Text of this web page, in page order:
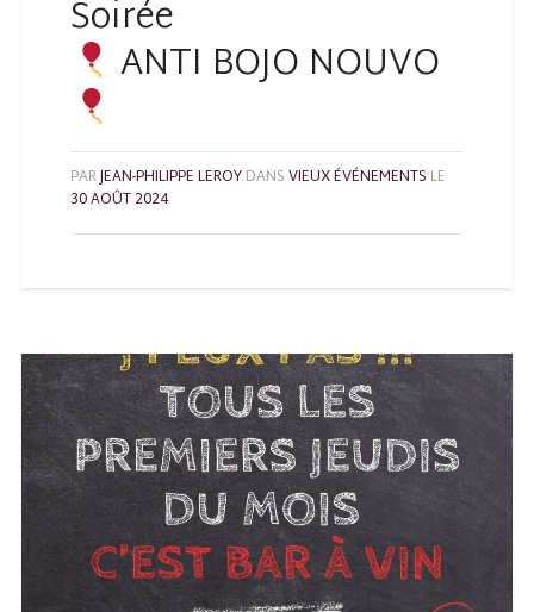
Soirée
ANTI BOJO NOUVO
PARJEAN-PHILIPPE LEROYDANSVIEUX ÉVÉNEMENTS LE
30 AOÛT 2024